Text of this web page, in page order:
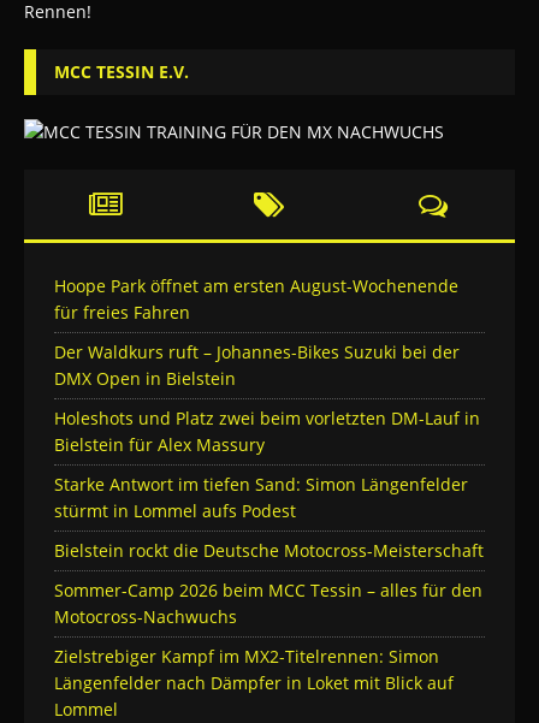
MCC TESSIN E.V.
Hoope Park öffnet am ersten August-Wochenende
für freies Fahren
Der Waldkurs ruft – Johannes-Bikes Suzuki bei der
DMX Open in Bielstein
Holeshots und Platz zwei beim vorletzten DM-Lauf in
Bielstein für Alex Massury
Starke Antwort im tiefen Sand: Simon Längenfelder
stürmt in Lommel aufs Podest
Bielstein rockt die Deutsche Motocross-Meisterschaft
Sommer-Camp 2026 beim MCC Tessin – alles für den
Motocross-Nachwuchs
Zielstrebiger Kampf im MX2-Titelrennen: Simon
Längenfelder nach Dämpfer in Loket mit Blick auf
Lommel